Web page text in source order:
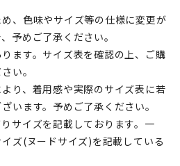
、色味やサイズ等の仕様に変更が
予めご了承ください。
ます。サイズ表を確認の上、ご購
い。
り、着用感や実際のサイズ表に若
います。予めご了承ください。
サイズを記載しております。一
ズ(ヌードサイズ)を記載している